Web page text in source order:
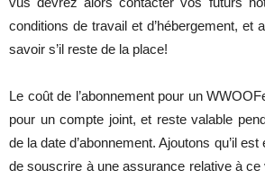
conditions de travail et d’hébergement, et
savoir s’il reste de la place!
Le coût de l’abonnement pour un
pour un compte joint, et reste valable
de la date d’abonnement. Ajoutons qu’il
de souscrire à une assurance relative à